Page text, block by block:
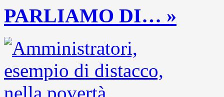
PARLIAMO DI… »